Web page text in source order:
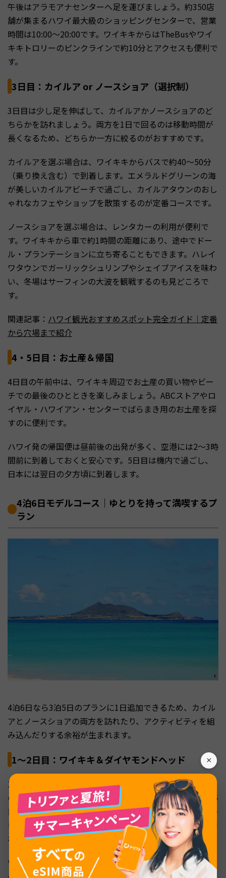
×
午後はアラモアナセンターへ足を運びましょう。約350店
舗が集まるハワイ最大級のショッピングセンターで、営業
時間は10:00〜20:00です。ワイキキからはTheBusやワイ
キキトロリーのピンクラインで約10分とアクセスも便利で
す。
3日目：カイルア or ノースショア（選択制）
3日目は少し足を伸ばして、カイルアかノースショアのど
ちらかを訪れましょう。両方を1日で回るのは移動時間が
長くなるため、どちらか一方に絞るのがおすすめです。
カイルアを選ぶ場合は、ワイキキからバスで約40〜50分
（乗り換え含む）で到着します。エメラルドグリーンの海
が美しいカイルアビーチで過ごし、カイルアタウンのおし
ゃれなカフェやショップを散策するのが定番コースです。
ノースショアを選ぶ場合は、レンタカーの利用が便利で
す。ワイキキから車で約1時間の距離にあり、途中でドー
ル・プランテーションに立ち寄ることもできます。ハレイ
ワタウンでガーリックシュリンプやシェイブアイスを味わ
い、冬場はサーフィンの大波を観戦するのも見どころで
す。
関連記事： ハワイ観光おすすめスポット完全ガイド｜定番
から穴場まで紹介
4・5日目：お土産＆帰国
4日目の午前中は、ワイキキ周辺でお土産の買い物やビー
チでの最後のひとときを楽しみましょう。ABCストアやロ
イヤル・ハワイアン・センターでばらまき用のお土産を探
すのに便利です。
ハワイ発の帰国便は昼前後の出発が多く、空港には2〜3時
間前に到着しておくと安心です。5日目は機内で過ごし、
日本には翌日の夕方頃に到着します。
4泊6日モデルコース｜ゆとりを持って満喫するプ
ラン
4泊6日なら3泊5日のプランに1日追加できるため、カイル
アとノースショアの両方を訪れたり、アクティビティを組
み込んだりする余裕が生まれます。
1〜2日目：ワイキキ＆ダイヤモンドヘッド
1日目と2日目は、3泊5日プランと同じくワイキキ到着後
の散策とダイヤモンドヘッド登山を満喫しましょう。4泊6
日の場合はもう1日余裕があるため、2日目の午後はワイキ
キ水族館やホノルル動物園といった周辺施設をゆっくり訪
れるのもよいでしょう。
ワイキキ水族館はカピオラニ公園のすぐそばにあり、ハワ